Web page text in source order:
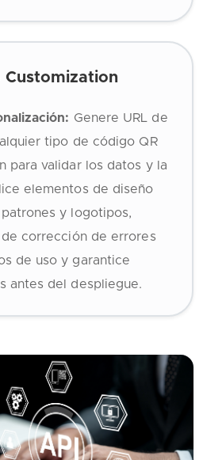
Customization
Genere URL de
tipo de código QR
para validar los datos y la
elementos de diseño
y logotipos,
corrección de errores
de uso y garantice
antes del despliegue.